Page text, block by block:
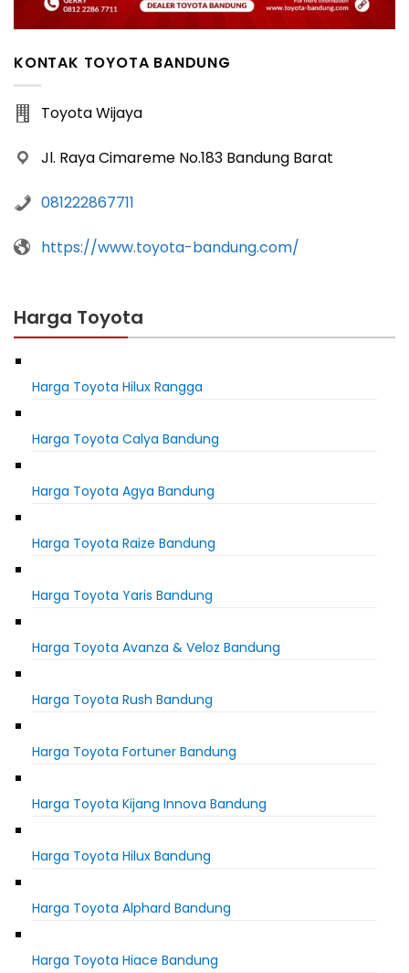
KONTAK TOYOTA BANDUNG
Toyota Wijaya
Jl. Raya Cimareme No.183 Bandung Barat
081222867711
https://www.toyota-bandung.com/
Harga Toyota
Harga Toyota Hilux Rangga
Harga Toyota Calya Bandung
Harga Toyota Agya Bandung
Harga Toyota Raize Bandung
Harga Toyota Yaris Bandung
Harga Toyota Avanza & Veloz Bandung
Harga Toyota Rush Bandung
Harga Toyota Fortuner Bandung
Harga Toyota Kijang Innova Bandung
Harga Toyota Hilux Bandung
Harga Toyota Alphard Bandung
Harga Toyota Hiace Bandung